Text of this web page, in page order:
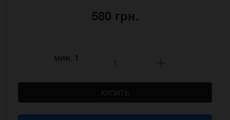
580 грн.
мин. 1
КУПИТЬ